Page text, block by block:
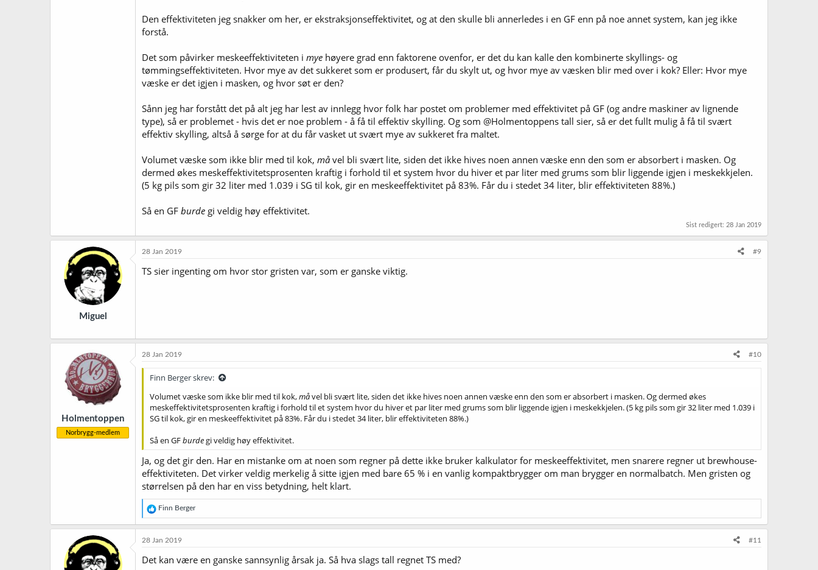
Den effektiviteten jeg snakker om her, er ekstraksjonseffektivitet, og at den skulle bli annerledes i en GF enn på noe annet system, kan jeg ikke
forstå.
Det som påvirker meskeeffektiviteten i mye høyere grad enn faktorene ovenfor, er det du kan kalle den kombinerte skyllings- og
tømmingseffektiviteten. Hvor mye av det sukkeret som er produsert, får du skylt ut, og hvor mye av væsken blir med over i kok? Eller: Hvor mye
væske er det igjen i masken, og hvor søt er den?
Sånn jeg har forstått det på alt jeg har lest av innlegg hvor folk har postet om problemer med effektivitet på GF (og andre maskiner av lignende
type), så er problemet - hvis det er noe problem - å få til effektiv skylling. Og som @Holmentoppens tall sier, så er det fullt mulig å få til svært
effektiv skylling, altså å sørge for at du får vasket ut svært mye av sukkeret fra maltet.
Volumet væske som ikke blir med til kok, må vel bli svært lite, siden det ikke hives noen annen væske enn den som er absorbert i masken. Og
dermed økes meskeffektivitetsprosenten kraftig i forhold til et system hvor du hiver et par liter med grums som blir liggende igjen i meskekkjelen.
(5 kg pils som gir 32 liter med 1.039 i SG til kok, gir en meskeeffektivitet på 83%. Får du i stedet 34 liter, blir effektiviteten 88%.)
Så en GF burde gi veldig høy effektivitet.
Sist redigert: 28 Jan 2019
Miguel
28 Jan 2019 #9
TS sier ingenting om hvor stor gristen var, som er ganske viktig.
Holmentoppen
Norbrygg-medlem
28 Jan 2019 #10
Finn Berger skrev:
Volumet væske som ikke blir med til kok,måvel bli svært lite, siden det ikke hives noen annen væske enn den som er absorbert i masken. Og dermed økes
meskeffektivitetsprosenten kraftig i forhold til et system hvor du hiver et par liter med grums som blir liggende igjen i meskekkjelen. (5 kg pils som gir 32 liter med 1.039 i
SG til kok, gir en meskeeffektivitet på 83%. Får du i stedet 34 liter, blir effektiviteten 88%.)
Så en GFburdegi veldig høy effektivitet.
Ja, og det gir den. Har en mistanke om at noen som regner på dette ikke bruker kalkulator for meskeeffektivitet, men snarere regner ut brewhouse-
effektiviteten. Det virker veldig merkelig å sitte igjen med bare 65 % i en vanlig kompaktbrygger om man brygger en normalbatch. Men gristen og
størrelsen på den har en viss betydning, helt klart.
R
e
a
o
Finn Berger
28 Jan 2019 #11
Det kan være en ganske sannsynlig årsak ja. Så hva slags tall regnet TS med?